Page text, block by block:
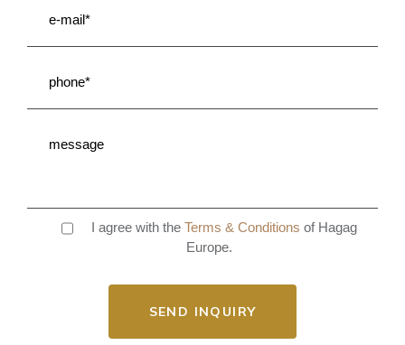
I agree with theTerms & Conditions of Hagag
Europe.
SEND INQUIRY